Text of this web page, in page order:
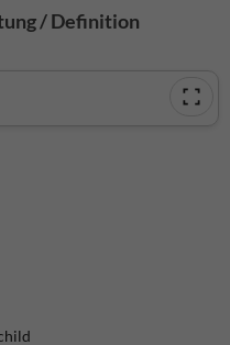
/ Definition